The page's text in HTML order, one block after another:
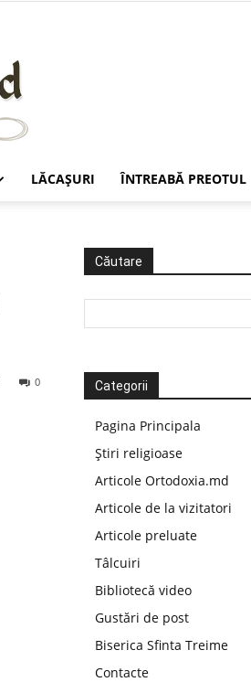
LĂCAŞURI ÎNTREABĂ PREOTUL
0
Căutare
Categorii
Pagina Principala
Știri religioase
Articole Ortodoxia.md
Articole de la vizitatori
Articole preluate
Tâlcuiri
Bibliotecă video
Gustări de post
Biserica Sfinta Treime
Contacte